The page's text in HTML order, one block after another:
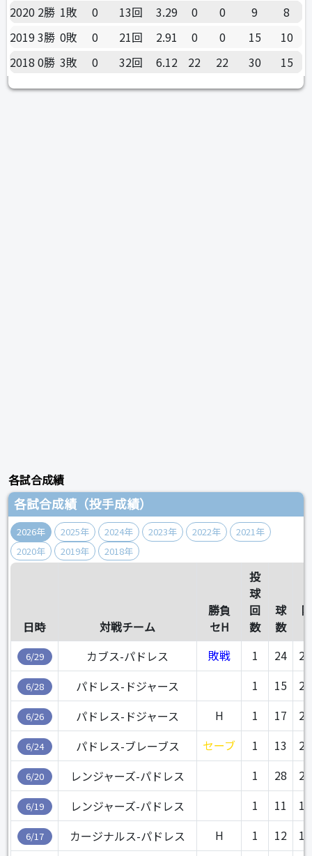
2020 2勝 1敗 0 13回 3.29 0 0 9
8
20193勝 0敗 0 21回 2.91 0 0 15
10
2018 0勝 3敗 0 32回 6.12 22 22 30 15
各試合成績
各試合成績（投手成績）
2026年 2025年 2024年 2023年 2022年
2021年
2020年
2019年 2018年
日時 対戦チーム
勝負
セH
投
球
回
数
球
数
6/29 カブス-パドレス 敗戦 1 24
6/28 パドレス-ドジャース 1 15
6/26 パドレス-ドジャース H 1 17
6/24 パドレス-ブレーブス セーブ 1 13
6/20 レンジャーズ-パドレス 1 28
6/19 レンジャーズ-パドレス 1 11
6/17 カージナルス-パドレス H 1 12